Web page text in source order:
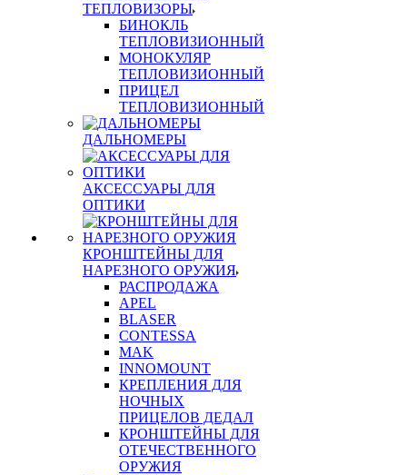
ТЕПЛОВИЗОРЫ
БИНОКЛЬ
ТЕПЛОВИЗИОННЫЙ
МОНОКУЛЯР
ТЕПЛОВИЗИОННЫЙ
ПРИЦЕЛ
ТЕПЛОВИЗИОННЫЙ
ДАЛЬНОМЕРЫ
АКСЕССУАРЫ ДЛЯ
ОПТИКИ
КРОНШТЕЙНЫ ДЛЯ
НАРЕЗНОГО ОРУЖИЯ
РАСПРОДАЖА
APEL
BLASER
CONTESSA
MAK
INNOMOUNT
КРЕПЛЕНИЯ ДЛЯ
НОЧНЫХ
ПРИЦЕЛОВ ДЕДАЛ
КРОНШТЕЙНЫ ДЛЯ
ОТЕЧЕСТВЕННОГО
ОРУЖИЯ